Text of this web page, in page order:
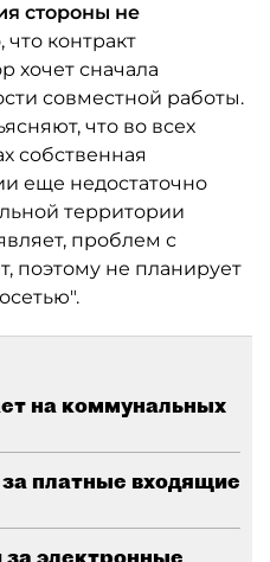
стороны не
что контракт
хочет сначала
совместной работы.
что во всех
собственная
еще недостаточно
территории
проблем с
поэтому не планирует
на коммунальных
платные входящие